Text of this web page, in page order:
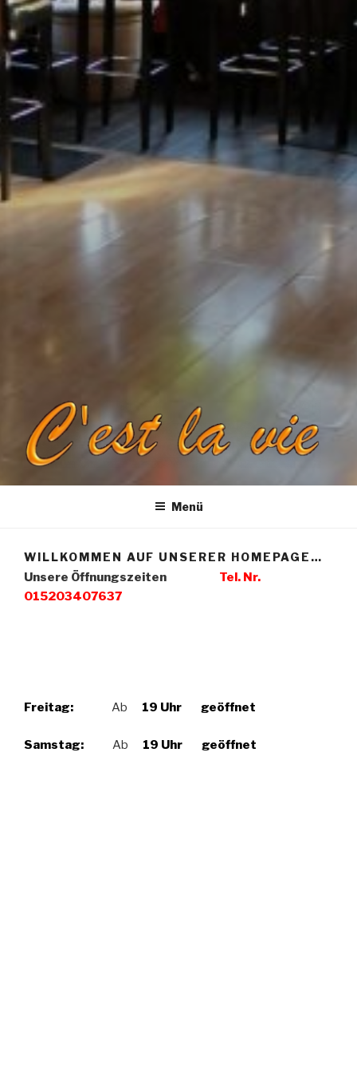
CEST LA VIE
Menü
WILLKOMMEN AUF UNSERER HOMEPAGE…
Unsere Öffnungszeiten
Tel. Nr.
015203407637
Freitag: Ab 19 Uhr geöffnet
Samstag: Ab 19 Uhr geöffnet